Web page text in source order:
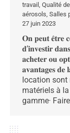
travail Qualité
aérosols Salles
27 juin 2023
𝐎𝐧 𝐩𝐞𝐮𝐭 𝐞̂𝐭𝐫𝐞
𝐝’𝐢𝐧𝐯𝐞𝐬𝐭𝐢𝐫
𝐚𝐜𝐡𝐞𝐭𝐞𝐫 𝐨𝐮
𝐚𝐯𝐚𝐧𝐭𝐚𝐠𝐞𝐬 𝐝𝐞
location sont
matériels à
gamme·